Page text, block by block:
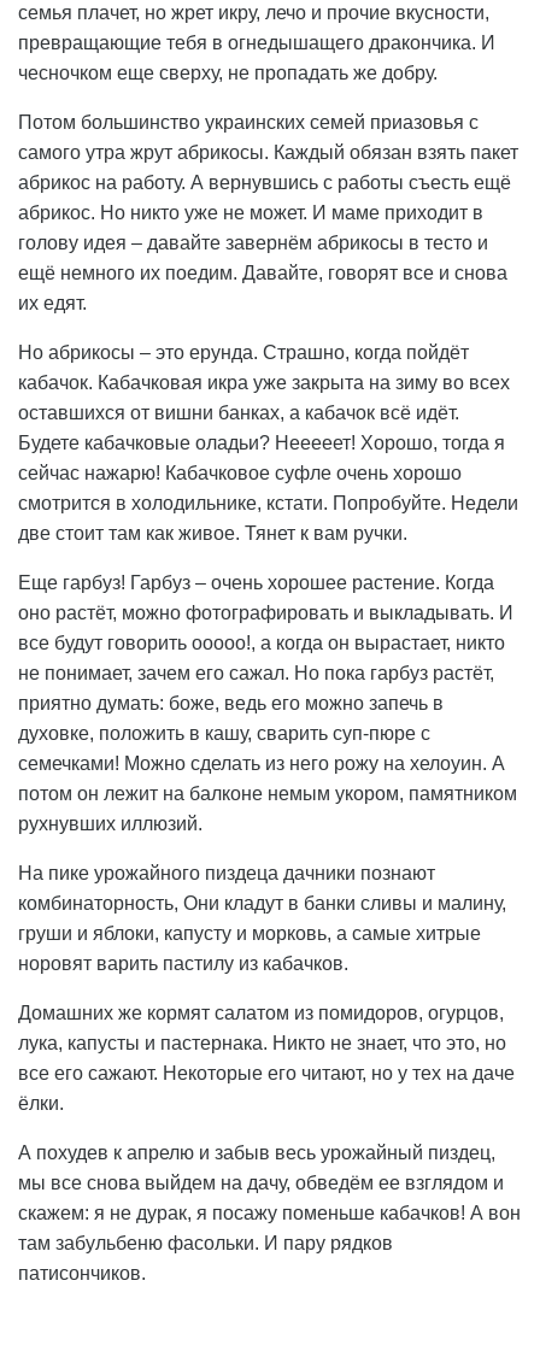
семья плачет, но жрет икру, лечо и прочие вкусности,
превращающие тебя в огнедышащего дракончика. И
чесночком еще сверху, не пропадать же добру.
Потом большинство украинских семей приазовья с
самого утра жрут абрикосы. Каждый обязан взять пакет
абрикос на работу. А вернувшись с работы съесть ещё
абрикос. Но никто уже не может. И маме приходит в
голову идея – давайте завернём абрикосы в тесто и
ещё немного их поедим. Давайте, говорят все и снова
их едят.
Но абрикосы – это ерунда. Страшно, когда пойдёт
кабачок. Кабачковая икра уже закрыта на зиму во всех
оставшихся от вишни банках, а кабачок всё идёт.
Будете кабачковые оладьи? Нееееет! Хорошо, тогда я
сейчас нажарю! Кабачковое суфле очень хорошо
смотрится в холодильнике, кстати. Попробуйте. Недели
две стоит там как живое. Тянет к вам ручки.
Еще гарбуз! Гарбуз – очень хорошее растение. Когда
оно растёт, можно фотографировать и выкладывать. И
все будут говорить ооооо!, а когда он вырастает, никто
не понимает, зачем его сажал. Но пока гарбуз растёт,
приятно думать: боже, ведь его можно запечь в
духовке, положить в кашу, сварить суп-пюре с
семечками! Можно сделать из него рожу на хелоуин. А
потом он лежит на балконе немым укором, памятником
рухнувших иллюзий.
На пике урожайного пиздеца дачники познают
комбинаторность, Они кладут в банки сливы и малину,
груши и яблоки, капусту и морковь, а самые хитрые
норовят варить пастилу из кабачков.
Домашних же кормят салатом из помидоров, огурцов,
лука, капусты и пастернака. Никто не знает, что это, но
все его сажают. Некоторые его читают, но у тех на даче
ёлки.
А похудев к апрелю и забыв весь урожайный пиздец,
мы все снова выйдем на дачу, обведём ее взглядом и
скажем: я не дурак, я посажу поменьше кабачков! А вон
там забульбеню фасольки. И пару рядков
патисончиков.